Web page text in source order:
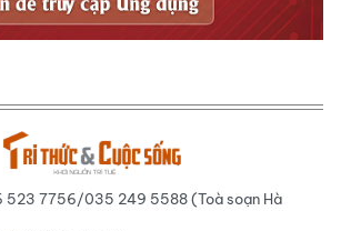
523 7756/035 249 5588 (Toà soạn Hà